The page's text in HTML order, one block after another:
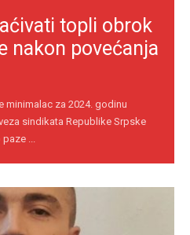
topli obrok
nakon povećanja
minimalac za 2024. godinu
sindikata Republike Srpske
...